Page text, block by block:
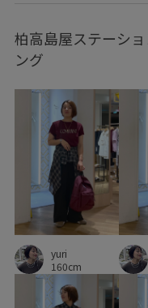
デイリーで活躍 トレ
ドルマンスリーブ
バイカラー フェイク
ブルゾン プルオーバ
ボートネック マニッ
ロゴデザイン ローフ
ワンピース ヴィンテ
冷んやり
大人カジュアル
柏高島屋ステーシ
ング
yuri
160cm